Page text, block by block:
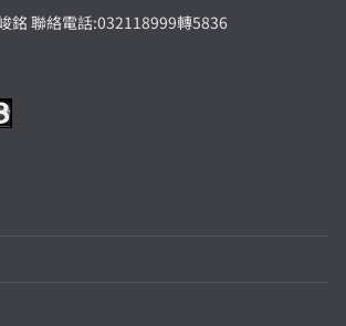
銘 聯絡電話:032118999轉5836